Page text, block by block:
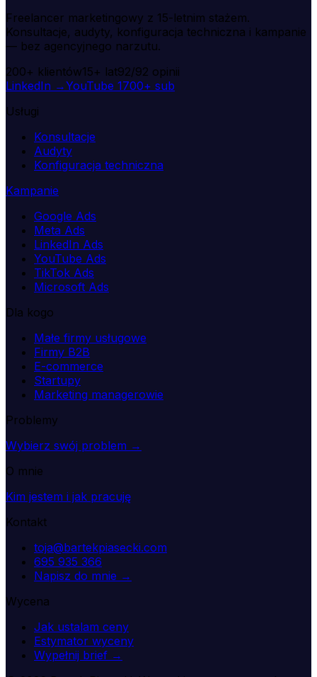
Freelancer marketingowy z 15-letnim stażem.
Konsultacje, audyty, konfiguracja techniczna i kampanie
— bez agencyjnego narzutu.
200+ klientów15+ lat92/92 opinii
LinkedIn →YouTube 1700+ sub
Usługi
Konsultacje
Audyty
Konfiguracja techniczna
Kampanie
Google Ads
Meta Ads
LinkedIn Ads
YouTube Ads
TikTok Ads
Microsoft Ads
Dla kogo
Małe firmy usługowe
Firmy B2B
E-commerce
Startupy
Marketing managerowie
Problemy
Wybierz swój problem →
O mnie
Kim jestem i jak pracuję
Kontakt
toja@bartekpiasecki.com
695 935 366
Napisz do mnie →
Wycena
Jak ustalam ceny
Estymator wyceny
Wypełnij brief →